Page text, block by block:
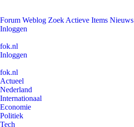
Forum Weblog Zoek Actieve Items Nieuws
Inloggen
fok.nl
Inloggen
fok.nl
Actueel
Nederland
Internationaal
Economie
Politiek
Tech